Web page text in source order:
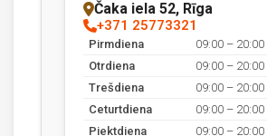
Čaka iela 52, Rīga
+371 25773321
Pirmdiena
09:00 – 20:00
Otrdiena
09:00 – 20:00
Trešdiena
09:00 – 20:00
Ceturtdiena
09:00 – 20:00
Piektdiena
09:00 – 20:00